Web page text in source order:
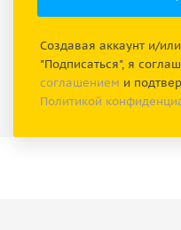
Создавая аккаунт и/
"Подписаться", я
соглашением и
Политикой